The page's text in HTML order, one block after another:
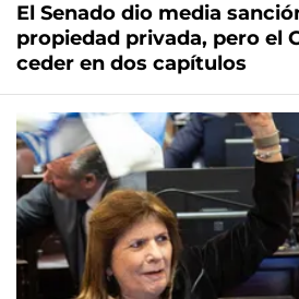
El Senado dio media
propiedad privada, pero el
ceder en dos capítulos